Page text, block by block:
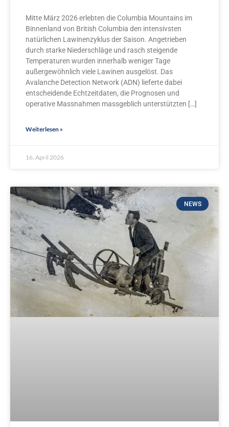
Mitte März 2026 erlebten die Columbia Mountains im
Binnenland von British Columbia den intensivsten
natürlichen Lawinenzyklus der Saison. Angetrieben
durch starke Niederschläge und rasch steigende
Temperaturen wurden innerhalb weniger Tage
außergewöhnlich viele Lawinen ausgelöst. Das
Avalanche Detection Network (ADN) lieferte dabei
entscheidende Echtzeitdaten, die Prognosen und
operative Massnahmen massgeblich unterstützten […]
Weiterlesen »
16. April 2026
NEWS